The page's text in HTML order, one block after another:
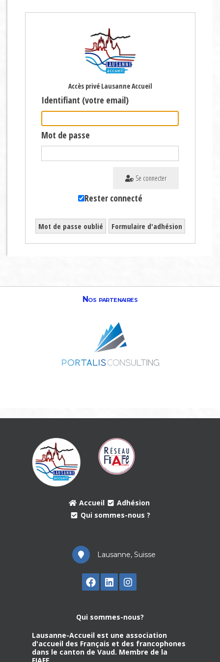
Accès privé Lausanne Accueil
Identifiant (votre email)
Mot de passe
Se connecter
Rester connecté
Mot de passe oublié Formulaire d'adhésion
Nos partenaires
Accueil
Adhésion
Qui sommes-nous ?
Lausanne, Suisse
Qui sommes-nous?
Lausanne-Accueil est une association
d'accueil des Français et des francophones
dans le canton de Vaud. Membre de la